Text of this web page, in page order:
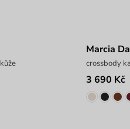
Marcia
crossbody
3 690 Kč